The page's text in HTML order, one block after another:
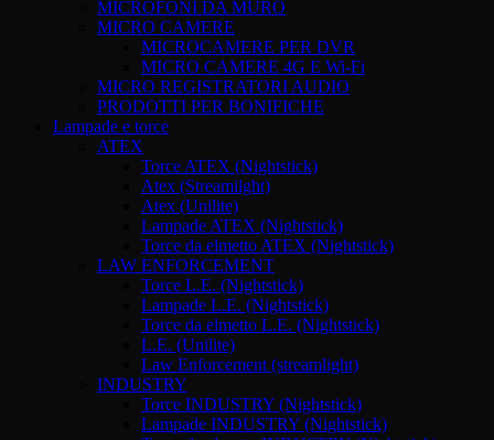
MICROFONI DA MURO
MICRO CAMERE
MICROCAMERE PER DVR
MICRO CAMERE 4G E Wi-Fi
MICRO REGISTRATORI AUDIO
PRODOTTI PER BONIFICHE
Lampade e torce
ATEX
Torce ATEX (Nightstick)
Atex (Streamilght)
Atex (Unilite)
Lampade ATEX (Nightstick)
Torce da elmetto ATEX (Nightstick)
LAW ENFORCEMENT
Torce L.E. (Nightstick)
Lampade L.E. (Nightstick)
Torce da elmetto L.E. (Nightstick)
L.E. (Unilite)
Law Enforcement (streamlight)
INDUSTRY
Torce INDUSTRY (Nightstick)
Lampade INDUSTRY (Nightstick)